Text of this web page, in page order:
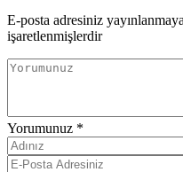
E-posta adresiniz
işaretlenmişlerdir
Yorumunuz *